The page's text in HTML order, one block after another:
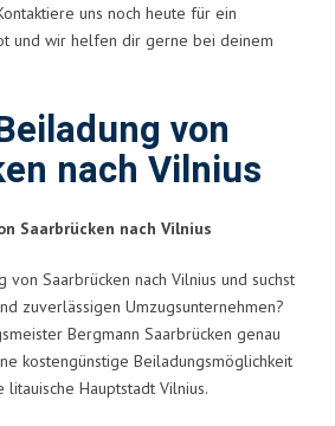
uns noch heute für ein
und wir helfen dir gerne bei deinem
von
nach Vilnius
Saarbrücken nach Vilnius
von Saarbrücken nach Vilnius und suchst
zuverlässigen Umzugsunternehmen?
Bergmann Saarbrücken genau
kostengünstige Beiladungsmöglichkeit
Hauptstadt Vilnius.